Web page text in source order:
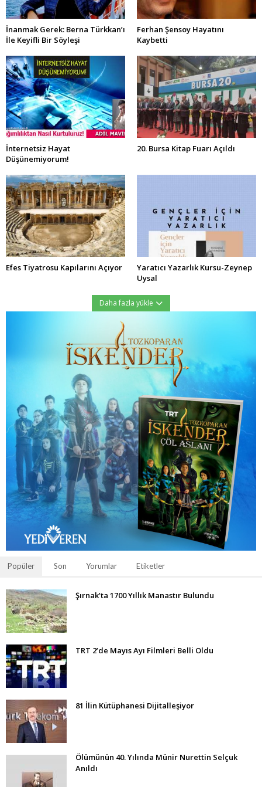
İnanmak Gerek: Berna Türkkan’ı
İle Keyifli Bir Söyleşi
Ferhan Şensoy Hayatını
Kaybetti
İnternetsiz Hayat
Düşünemiyorum!
20. Bursa Kitap Fuarı Açıldı
Efes Tiyatrosu Kapılarını Açıyor
Yaratıcı Yazarlık Kursu-Zeynep
Uysal
Daha fazla yükle
Popüler Son Yorumlar Etiketler
Şırnak’ta 1700 Yıllık Manastır Bulundu
TRT 2’de Mayıs Ayı Filmleri Belli Oldu
81 İlin Kütüphanesi Dijitalleşiyor
Ölümünün 40. Yılında Münir Nurettin Selçuk
Anıldı